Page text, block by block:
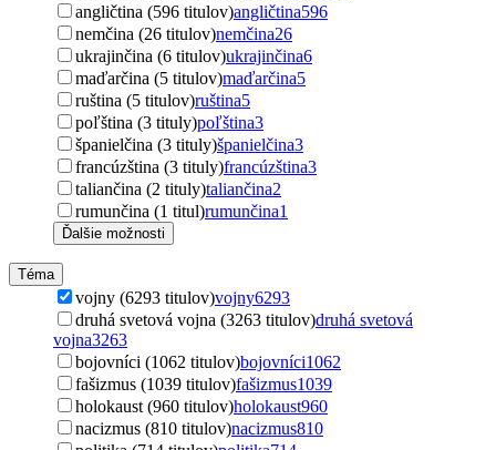
angličtina (596 titulov)angličtina596
nemčina (26 titulov)nemčina26
ukrajinčina (6 titulov)ukrajinčina6
maďarčina (5 titulov)maďarčina5
ruština (5 titulov)ruština5
poľština (3 tituly)poľština3
španielčina (3 tituly)španielčina3
francúzština (3 tituly)francúzština3
taliančina (2 tituly)taliančina2
rumunčina (1 titul)rumunčina1
Ďalšie možnosti
Téma
vojny (6293 titulov)vojny6293
druhá svetová vojna (3263 titulov)druhá svetová
vojna3263
bojovníci (1062 titulov)bojovníci1062
fašizmus (1039 titulov)fašizmus1039
holokaust (960 titulov)holokaust960
nacizmus (810 titulov)nacizmus810